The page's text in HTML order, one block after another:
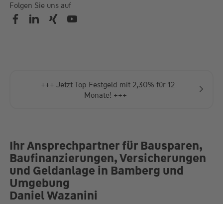
Di.
Mi.
Termine außerhalb der Öffnungszeiten nach Vereinbarung.
Folgen Sie uns auf
+++ Einfach, günstig und schnell zu Ihrem
Energieausweis! +++
Ihr Ansprechpartner für Bausparen,
Baufinanzierungen, Versicherungen
und Geldanlage in Bamberg und
Umgebung
Daniel Wazanini